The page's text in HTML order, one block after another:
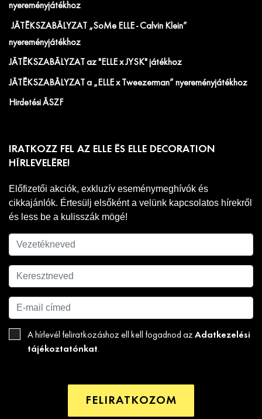
nyereményjátékhoz
JÁTÉKSZABÁLYZAT „SoMe ELLE - Calvin Klein”
nyereményjátékhoz
JÁTÉKSZABÁLYZAT az "ELLE x JYSK" játékhoz
JÁTÉKSZABÁLYZAT a „ELLE x Tweezerman” nyereményjátékhoz
Hirdetési ÁSZF
IRATKOZZ FEL AZ ELLE ÉS ELLE DECORATION
HÍRLEVELÉRE!
Előfizetői akciók, exkluzív eseménymeghívók és
cikkajánlók. Értesülj elsőként a velünk kapcsolatos hírekről
és less be a kulisszák mögé!
A hírlevél feliratkozáshoz ell kell fogadnod az Adatkezelési
tájékoztatónkat.
FELIRATKOZOM